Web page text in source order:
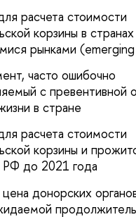
расчета стоимости
корзины в
рынками
часто ошибочно
с превентивной
в стране
расчета стоимости
корзины и
до 2021 года
цена донорских